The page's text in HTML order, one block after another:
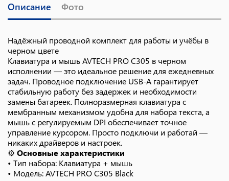
Описание Фото
Надёжный проводной комплект для работы и учёбы в
черном цвете
Клавиатура и мышь AVTECH PRO C305 в черном
исполнении — это идеальное решение для ежедневных
задач. Проводное подключение USB-A гарантирует
стабильную работу без задержек и необходимости
замены батареек. Полноразмерная клавиатура с
мембранным механизмом удобна для набора текста, а
мышь с регулируемым DPI обеспечивает точное
управление курсором. Просто подключи и работай —
никаких драйверов и настроек.
⚙️ Основные характеристики
• Тип набора: Клавиатура + мышь
• Модель: AVTECH PRO C305 Black